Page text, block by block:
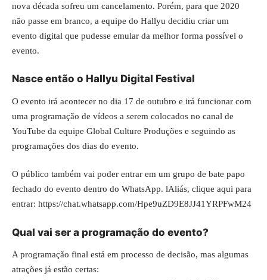
nova década sofreu um cancelamento. Porém, para que 2020
não passe em branco, a equipe do Hallyu decidiu criar um
evento digital que pudesse emular da melhor forma possível o
evento.
Nasce então o Hallyu Digital Festival
O evento irá acontecer no dia 17 de outubro e irá funcionar com
uma programação de vídeos a serem colocados no canal de
YouTube da equipe Global Culture Produções e seguindo as
programações dos dias do evento.
O público também vai poder entrar em um grupo de bate papo
fechado do evento dentro do WhatsApp. lAliás, clique aqui para
entrar: https://chat.whatsapp.com/Hpe9uZD9E8JJ41YRPFwM24
Qual vai ser a programação do evento?
A programação final está em processo de decisão, mas algumas
atrações já estão certas: